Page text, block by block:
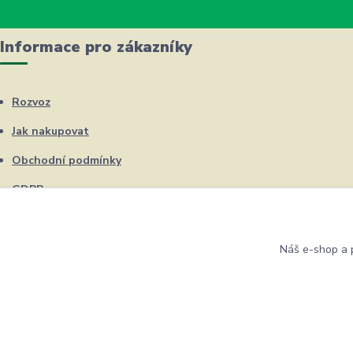
Informace pro zákazníky
Rozvoz
Jak nakupovat
Obchodní podmínky
GDPR
Náš e-shop a